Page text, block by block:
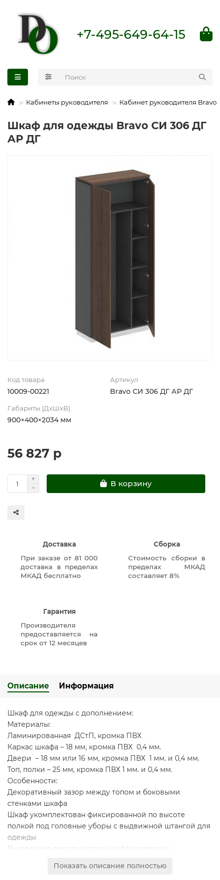
+7-495-649-64-15
Кабинеты руководителя Кабинет руководителя Bravo
Шкаф для одежды Bravo СИ 306 ДГ
АР ДГ
Код товара
10009-00221
Артикул
Bravo СИ 306 ДГ АР ДГ
Габариты (ДхШхВ)
900×400×2034 мм
56 827 р
В корзину
Доставка
При заказе от 81 000
доставка в пределах
МКАД бесплатно
Сборка
Стоимость сборки в
пределах МКАД
составляет 8%
Гарантия
Производителя
предоставляется на
срок от 12 месяцев
Описание Информация
Шкаф для одежды с дополнением:
Материалы:
Ламинированная ДСтП, кромка ПВХ
Каркас шкафа – 18 мм, кромка ПВХ 0,4 мм.
Двери – 18 мм или 16 мм, кромка ПВХ 1 мм. и 0,4 мм.
Топ, полки – 25 мм, кромка ПВХ 1 мм. и 0,4 мм.
Особенности:
Декоративный зазор между топом и боковыми
стенками шкафа
Шкаф укомплектован фиксированной по высоте
полкой под головные уборы с выдвижной штангой для
одежды
Внутреннее пространство шкафа разделено
Шкаф укомплектован тремя полками для личных вещей
Показать описание полностью